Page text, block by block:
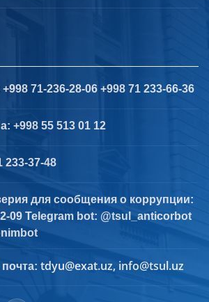
71-236-28-06 +998 71 233-66-36
+998 55 513 01 12
233-37-48
для сообщения о коррупции:
09 Telegram bot: @tsul_anticorbot
tdyu@exat.uz, info@tsul.uz